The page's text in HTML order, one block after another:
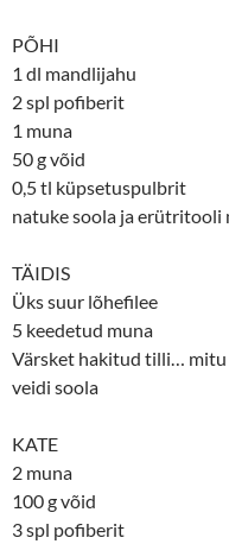
PÕHI
1 dl mandlijahu
2 spl pofiberit
1 muna
50 g võid
0,5 tl küpsetuspulbrit
natuke soola ja erütritooli
TÄIDIS
Üks suur lõhefilee
5 keedetud muna
Värsket hakitud tilli…
veidi soola
KATE
2 muna
100 g võid
3 spl pofiberit